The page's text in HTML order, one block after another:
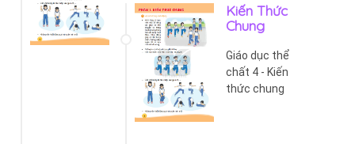
Kiến Thức
Chung
Giáo dục thể
chất 4 - Kiến
thức chung